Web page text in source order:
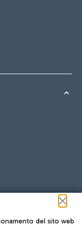
del sito web